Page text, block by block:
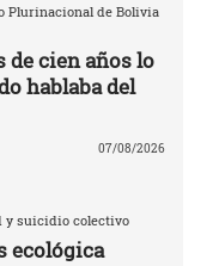
Plurinacional de Bolivia
de cien años lo
hablaba del
07/08/2026
y suicidio colectivo
ecológica